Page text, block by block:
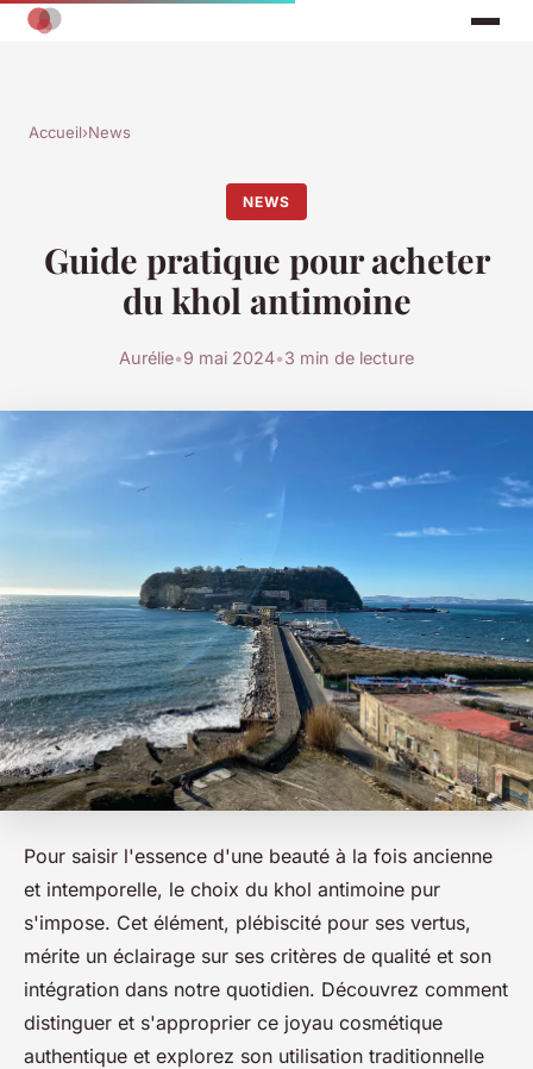
Accueil›News
NEWS
Guide pratique pour acheter
du khol antimoine
Aurélie•9 mai 2024•3 min de lecture
Pour saisir l'essence d'une beauté à la fois ancienne
et intemporelle, le choix du khol antimoine pur
s'impose. Cet élément, plébiscité pour ses vertus,
mérite un éclairage sur ses critères de qualité et son
intégration dans notre quotidien. Découvrez comment
distinguer et s'approprier ce joyau cosmétique
authentique et explorez son utilisation traditionnelle